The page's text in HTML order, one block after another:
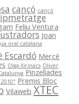
cançó cançó
Feliu Ventura
Joan
oral catalana
Escardó Mercè
Olga Xirinacs Oliver
Pinzellades
Premis Bloc
Vilaweb XTEC